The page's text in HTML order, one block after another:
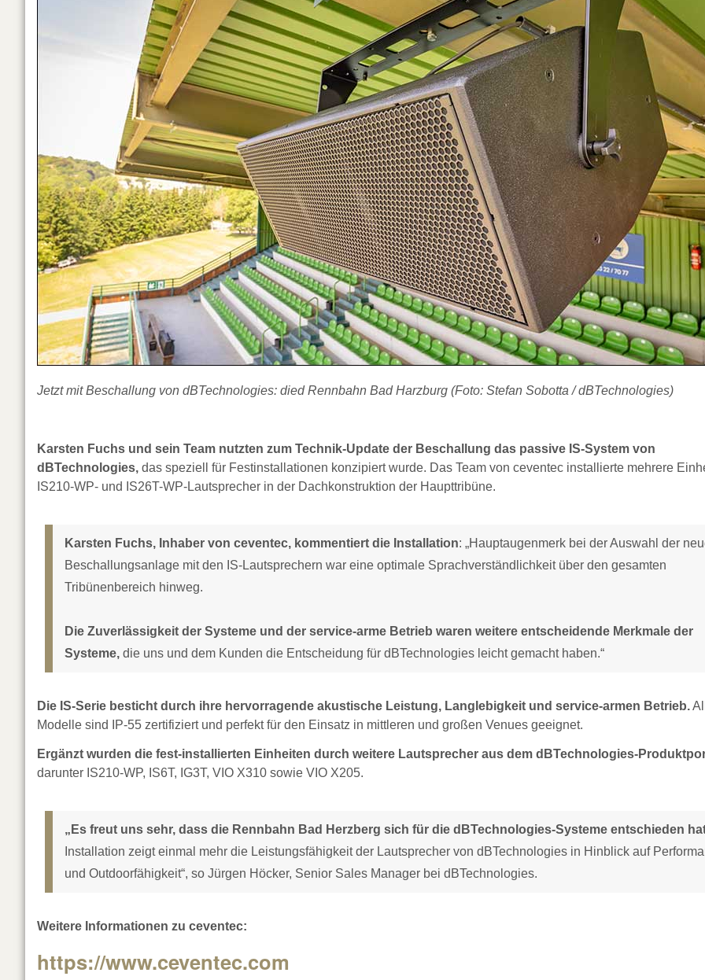
Jetzt mit Beschallung von dBTechnologies: died Rennbahn Bad Harzburg (Foto: Stefan Sobotta / dBTechnologies)
Karsten Fuchs und sein Team nutzten zum Technik-Update der Beschallung das passive IS-System von
dBTechnologies, das speziell für Festinstallationen konzipiert wurde. Das Team von ceventec installierte mehrere
IS210-WP- und IS26T-WP-Lautsprecher in der Dachkonstruktion der Haupttribüne.
Karsten Fuchs, Inhaber von ceventec, kommentiert die Installation: „Hauptaugenmerk bei der Auswahl der
Beschallungsanlage mit den IS-Lautsprechern war eine optimale Sprachverständlichkeit über den gesamten
Tribünenbereich hinweg.
Die Zuverlässigkeit der Systeme und der service-arme Betrieb waren weitere entscheidende Merkmale der
Systeme, die uns und dem Kunden die Entscheidung für dBTechnologies leicht gemacht haben.“
Die IS-Serie besticht durch ihre hervorragende akustische Leistung, Langlebigkeit und service-armen Betrieb.
Modelle sind IP-55 zertifiziert und perfekt für den Einsatz in mittleren und großen Venues geeignet.
Ergänzt wurden die fest-installierten Einheiten durch weitere Lautsprecher aus dem dBTechnologies-
darunter IS210-WP, IS6T, IG3T, VIO X310 sowie VIO X205.
„Es freut uns sehr, dass die Rennbahn Bad Herzberg sich für die dBTechnologies-Systeme entschieden
Installation zeigt einmal mehr die Leistungsfähigkeit der Lautsprecher von dBTechnologies in Hinblick auf
und Outdoorfähigkeit“, so Jürgen Höcker, Senior Sales Manager bei dBTechnologies.
Weitere Informationen zu ceventec:
https://www.ceventec.com